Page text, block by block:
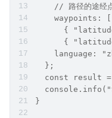
// 路径的途经
waypoints:
{
{
language:
  };
const result
}